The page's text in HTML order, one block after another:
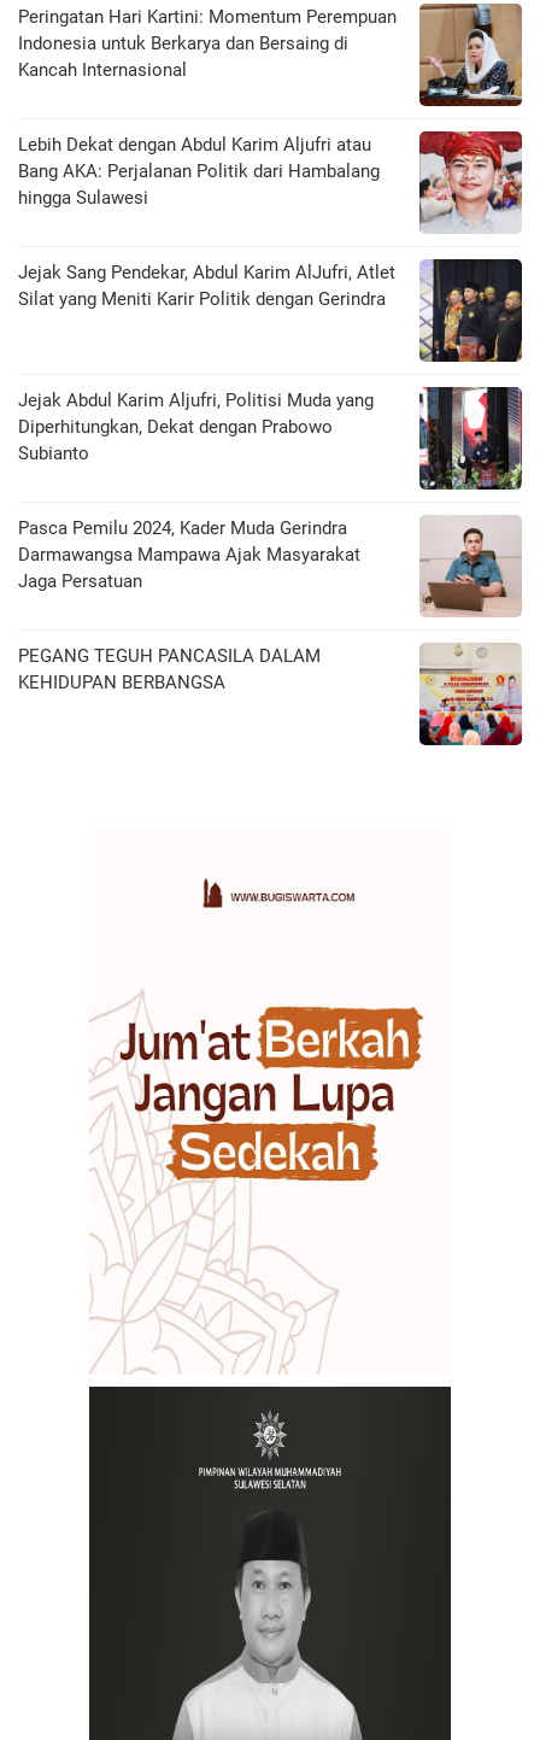
Peringatan Hari Kartini: Momentum Perempuan
Indonesia untuk Berkarya dan Bersaing di
Kancah Internasional
Lebih Dekat dengan Abdul Karim Aljufri atau
Bang AKA: Perjalanan Politik dari Hambalang
hingga Sulawesi
Jejak Sang Pendekar, Abdul Karim AlJufri, Atlet
Silat yang Meniti Karir Politik dengan Gerindra
Jejak Abdul Karim Aljufri, Politisi Muda yang
Diperhitungkan, Dekat dengan Prabowo
Subianto
Pasca Pemilu 2024, Kader Muda Gerindra
Darmawangsa Mampawa Ajak Masyarakat
Jaga Persatuan
PEGANG TEGUH PANCASILA DALAM
KEHIDUPAN BERBANGSA